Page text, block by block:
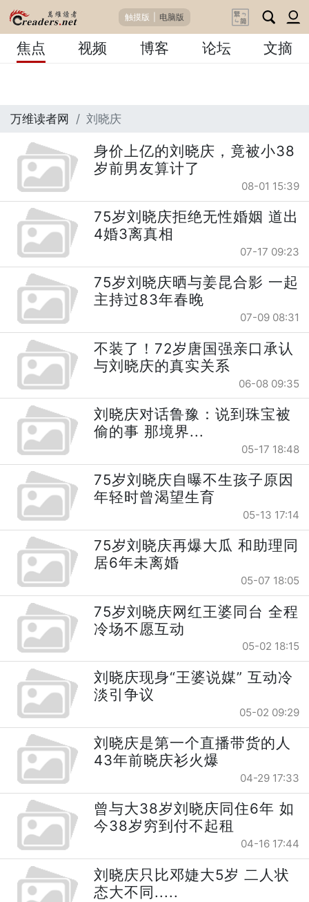
触摸版 电脑版
焦点 视频 博客 论坛 文摘
万维读者网 刘晓庆
身价上亿的刘晓庆，竟被小38
岁前男友算计了
08-01 15:39
75岁刘晓庆拒绝无性婚姻 道出
4婚3离真相
07-17 09:23
75岁刘晓庆晒与姜昆合影 一起
主持过83年春晚
07-09 08:31
不装了！72岁唐国强亲口承认
与刘晓庆的真实关系
06-08 09:35
刘晓庆对话鲁豫：说到珠宝被
偷的事 那境界...
05-17 18:48
75岁刘晓庆自曝不生孩子原因
年轻时曾渴望生育
05-13 17:14
75岁刘晓庆再爆大瓜 和助理同
居6年未离婚
05-07 18:05
75岁刘晓庆网红王婆同台 全程
冷场不愿互动
05-02 18:15
刘晓庆现身“王婆说媒” 互动冷
淡引争议
05-02 09:29
刘晓庆是第一个直播带货的人
43年前晓庆衫火爆
04-29 17:33
曾与大38岁刘晓庆同住6年 如
今38岁穷到付不起租
04-16 17:44
刘晓庆只比邓婕大5岁 二人状
态大不同.....